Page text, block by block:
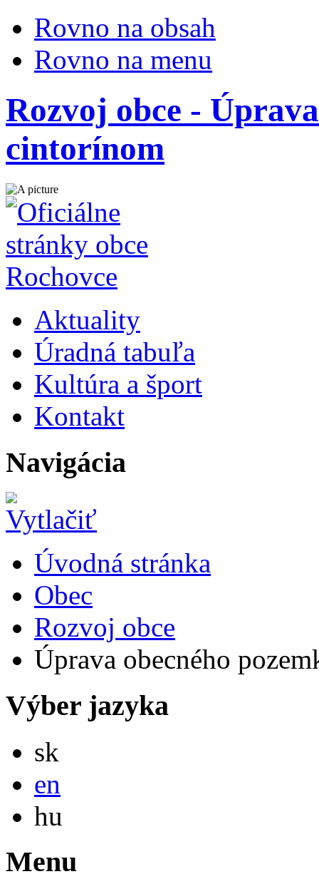
Rovno na obsah
Rovno na menu
Rozvoj obce -
cintorínom
Aktuality
Úradná tabuľa
Kultúra a šport
Kontakt
Navigácia
Úvodná stránka
Obec
Rozvoj obce
Úprava obecného
Výber jazyka
sk
en
hu
Menu